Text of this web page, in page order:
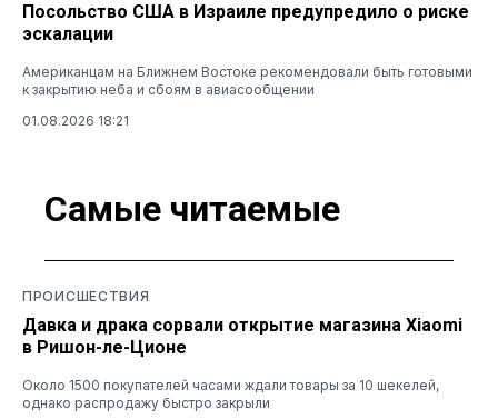
Посольство США в Израиле предупредило о риске
эскалации
Американцам на Ближнем Востоке рекомендовали быть готовыми
к закрытию неба и сбоям в авиасообщении
01.08.2026 18:21
Самые читаемые
ПРОИСШЕСТВИЯ
Давка и драка сорвали открытие магазина Xiaomi
в Ришон-ле-Ционе
Около 1500 покупателей часами ждали товары за 10 шекелей,
однако распродажу быстро закрыли